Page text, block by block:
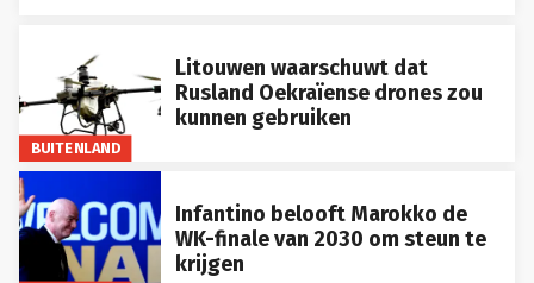
BUITENLAND
Litouwen waarschuwt dat
Rusland Oekraïense drones zou
kunnen gebruiken
Infantino belooft Marokko de
WK-finale van 2030 om steun te
krijgen